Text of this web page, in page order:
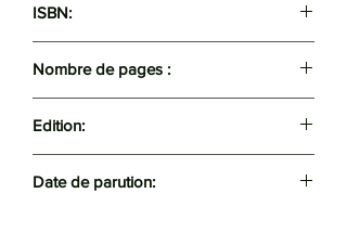
ISBN:
Nombre de pages :
Edition:
Date de parution: